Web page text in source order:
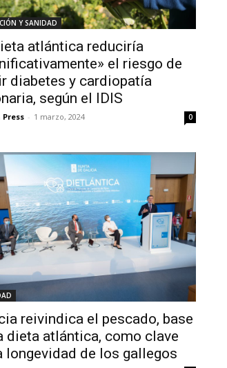
Y SANIDAD
atlántica reduciría
el riesgo de
diabetes y cardiopatía
según el IDIS
Press - 1 marzo, 2024 0
reivindica el pescado, base
dieta atlántica, como clave
longevidad de los gallegos